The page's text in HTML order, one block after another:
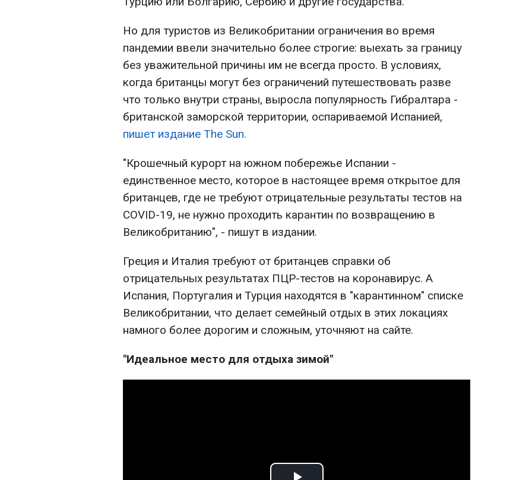
Но для туристов из Великобритании ограничения во время
пандемии ввели значительно более строгие: выехать за границу
без уважительной причины им не всегда просто. В условиях,
когда британцы могут без ограничений путешествовать разве
что только внутри страны, выросла популярность Гибралтара -
британской заморской территории, оспариваемой Испанией,
пишет издание The Sun.
"Крошечный курорт на южном побережье Испании -
единственное место, которое в настоящее время открытое для
британцев, где не требуют отрицательные результаты тестов на
COVID-19, не нужно проходить карантин по возвращению в
Великобританию", - пишут в издании.
Греция и Италия требуют от британцев справки об
отрицательных результатах ПЦР-тестов на коронавирус. А
Испания, Португалия и Турция находятся в "карантинном" списке
Великобритании, что делает семейный отдых в этих локациях
намного более дорогим и сложным, уточняют на сайте.
"Идеальное место для отдыха зимой"